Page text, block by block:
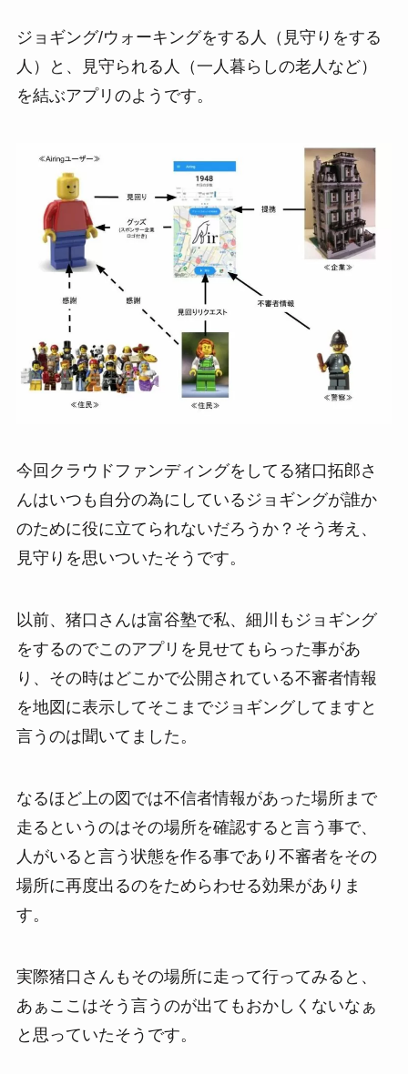
ジョギング/ウォーキングをする人（見守りをする
人）と、見守られる人（一人暮らしの老人など）
を結ぶアプリのようです。
今回クラウドファンディングをしてる猪口拓郎さ
んはいつも自分の為にしているジョギングが誰か
のために役に立てられないだろうか？そう考え、
見守りを思いついたそうです。
以前、猪口さんは富谷塾で私、細川もジョギング
をするのでこのアプリを見せてもらった事があ
り、その時はどこかで公開されている不審者情報
を地図に表示してそこまでジョギングしてますと
言うのは聞いてました。
なるほど上の図では不信者情報があった場所まで
走るというのはその場所を確認すると言う事で、
人がいると言う状態を作る事であり不審者をその
場所に再度出るのをためらわせる効果がありま
す。
実際猪口さんもその場所に走って行ってみると、
あぁここはそう言うのが出てもおかしくないなぁ
と思っていたそうです。